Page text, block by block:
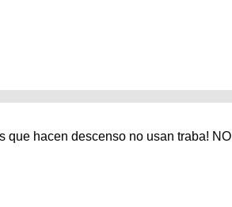
que hacen descenso no usan traba! NO